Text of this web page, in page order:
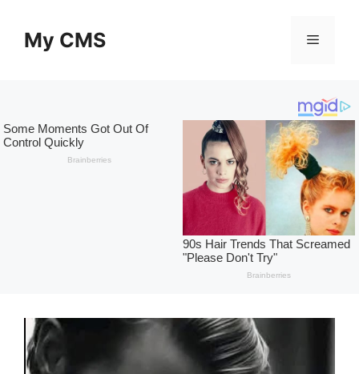
contentMy CMS Menu